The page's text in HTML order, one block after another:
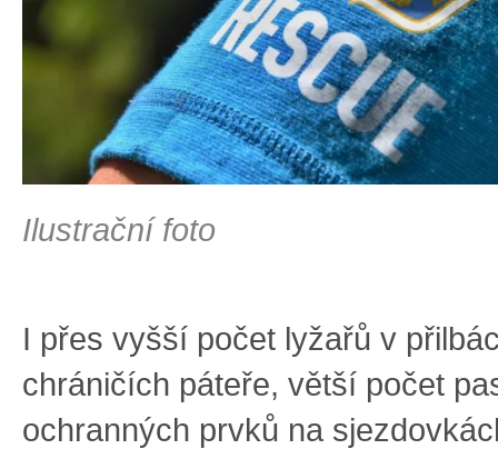
Ilustrační foto
I přes vyšší počet lyžařů v
chráničích páteře, větší počet
ochranných prvků na